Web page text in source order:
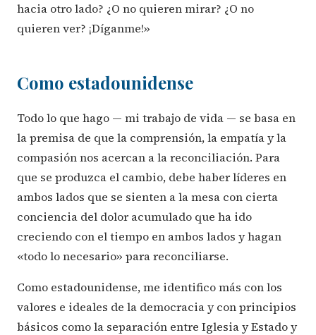
hacia otro lado? ¿O no quieren mirar? ¿O no
quieren ver? ¡Díganme!»
Como estadounidense
Todo lo que hago — mi trabajo de vida — se basa en
la premisa de que la comprensión, la empatía y la
compasión nos acercan a la reconciliación. Para
que se produzca el cambio, debe haber líderes en
ambos lados que se sienten a la mesa con cierta
conciencia del dolor acumulado que ha ido
creciendo con el tiempo en ambos lados y hagan
«todo lo necesario» para reconciliarse.
Como estadounidense, me identifico más con los
valores e ideales de la democracia y con principios
básicos como la separación entre Iglesia y Estado y